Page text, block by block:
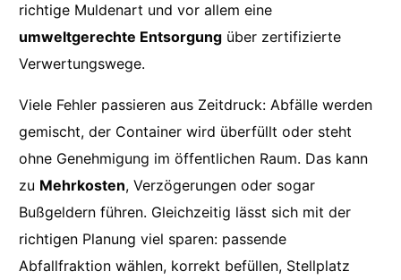
richtige Muldenart und vor allem eine
umweltgerechte Entsorgung über zertifizierte
Verwertungswege.
Viele Fehler passieren aus Zeitdruck: Abfälle werden
gemischt, der Container wird überfüllt oder steht
ohne Genehmigung im öffentlichen Raum. Das kann
zu Mehrkosten, Verzögerungen oder sogar
Bußgeldern führen. Gleichzeitig lässt sich mit der
richtigen Planung viel sparen: passende
Abfallfraktion wählen, korrekt befüllen, Stellplatz